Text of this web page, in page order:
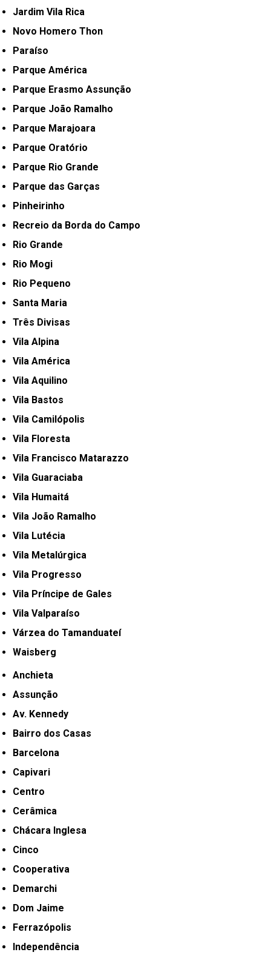
Jardim Vila Rica
Novo Homero Thon
Paraíso
Parque América
Parque Erasmo Assunção
Parque João Ramalho
Parque Marajoara
Parque Oratório
Parque Rio Grande
Parque das Garças
Pinheirinho
Recreio da Borda do Campo
Rio Grande
Rio Mogi
Rio Pequeno
Santa Maria
Três Divisas
Vila Alpina
Vila América
Vila Aquilino
Vila Bastos
Vila Camilópolis
Vila Floresta
Vila Francisco Matarazzo
Vila Guaraciaba
Vila Humaitá
Vila João Ramalho
Vila Lutécia
Vila Metalúrgica
Vila Progresso
Vila Príncipe de Gales
Vila Valparaíso
Várzea do Tamanduateí
Waisberg
Anchieta
Assunção
Av. Kennedy
Bairro dos Casas
Barcelona
Capivari
Centro
Cerâmica
Chácara Inglesa
Cinco
Cooperativa
Demarchi
Dom Jaime
Ferrazópolis
Independência